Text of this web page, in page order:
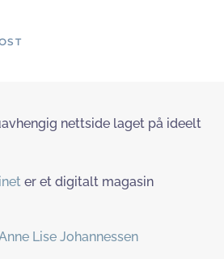
nettside laget på ideelt
er et digitalt magasin
Lise Johannessen